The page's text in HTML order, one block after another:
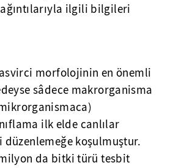
ilgili bilgileri
morfolojinin en önemli
sâdece makrorganisma
ilk elde canlılar
koşulmuştur.
da bitki türü tesbit